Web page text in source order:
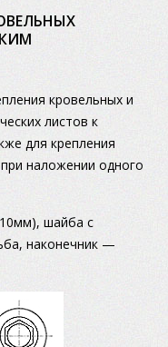
кровельных и
листов к
для крепления
наложении одного
шайба с
наконечник —